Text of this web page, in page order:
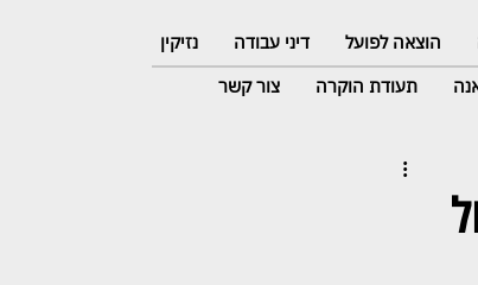
הוצאה לפועל דיני עבודה
נזיקין
תעודת הוקרה צור קשר